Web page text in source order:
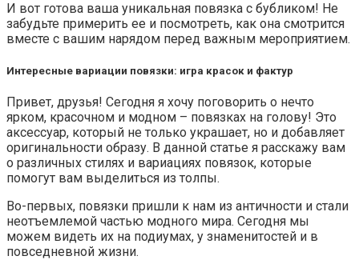
И вот готова ваша уникальная повязка с бубликом! Не
забудьте примерить ее и посмотреть, как она смотрится
вместе с вашим нарядом перед важным мероприятием.
Интересные вариации повязки: игра красок и фактур
Привет, друзья! Сегодня я хочу поговорить о нечто
ярком, красочном и модном – повязках на голову! Это
аксессуар, который не только украшает, но и добавляет
оригинальности образу. В данной статье я расскажу вам
о различных стилях и вариациях повязок, которые
помогут вам выделиться из толпы.
Во-первых, повязки пришли к нам из античности и стали
неотъемлемой частью модного мира. Сегодня мы
можем видеть их на подиумах, у знаменитостей и в
повседневной жизни.